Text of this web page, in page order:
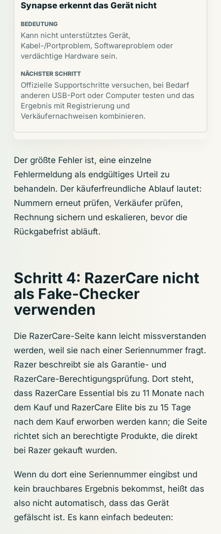
Synapse erkennt das Gerät nicht
Kann nicht unterstütztes Gerät,
Kabel-/Portproblem, Softwareproblem oder
verdächtige Hardware sein.
Offizielle Supportschritte versuchen, bei Bedarf
anderen USB-Port oder Computer testen und das
Ergebnis mit Registrierung und
Verkäufernachweisen kombinieren.
Der größte Fehler ist, eine einzelne
Fehlermeldung als endgültiges Urteil zu
behandeln. Der käuferfreundliche Ablauf lautet:
Nummern erneut prüfen, Verkäufer prüfen,
Rechnung sichern und eskalieren, bevor die
Rückgabefrist abläuft.
Schritt 4: RazerCare nicht
als Fake-Checker
verwenden
Die RazerCare-Seite kann leicht missverstanden
werden, weil sie nach einer Seriennummer fragt.
Razer beschreibt sie als Garantie- und
RazerCare-Berechtigungsprüfung. Dort steht,
dass RazerCare Essential bis zu 11 Monate nach
dem Kauf und RazerCare Elite bis zu 15 Tage
nach dem Kauf erworben werden kann; die Seite
richtet sich an berechtigte Produkte, die direkt
bei Razer gekauft wurden.
Wenn du dort eine Seriennummer eingibst und
kein brauchbares Ergebnis bekommst, heißt das
also nicht automatisch, dass das Gerät
gefälscht ist. Es kann einfach bedeuten: